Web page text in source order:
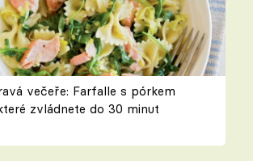
večeře: Farfalle s pórkem
zvládnete do 30 minut